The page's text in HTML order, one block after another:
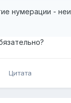
нумерации -
Цитата